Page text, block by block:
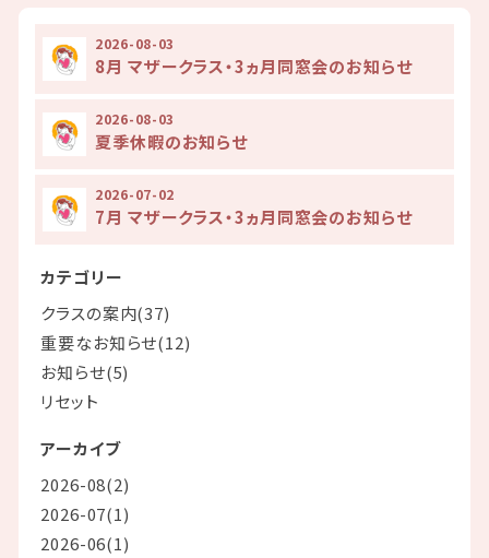
2026-08-03
8月 マザークラス・3ヵ月同窓会のお知らせ
2026-08-03
夏季休暇のお知らせ
2026-07-02
7月 マザークラス・3ヵ月同窓会のお知らせ
カテゴリー
クラスの案内(37)
重要なお知らせ(12)
お知らせ(5)
リセット
アーカイブ
2026-08(2)
2026-07(1)
2026-06(1)